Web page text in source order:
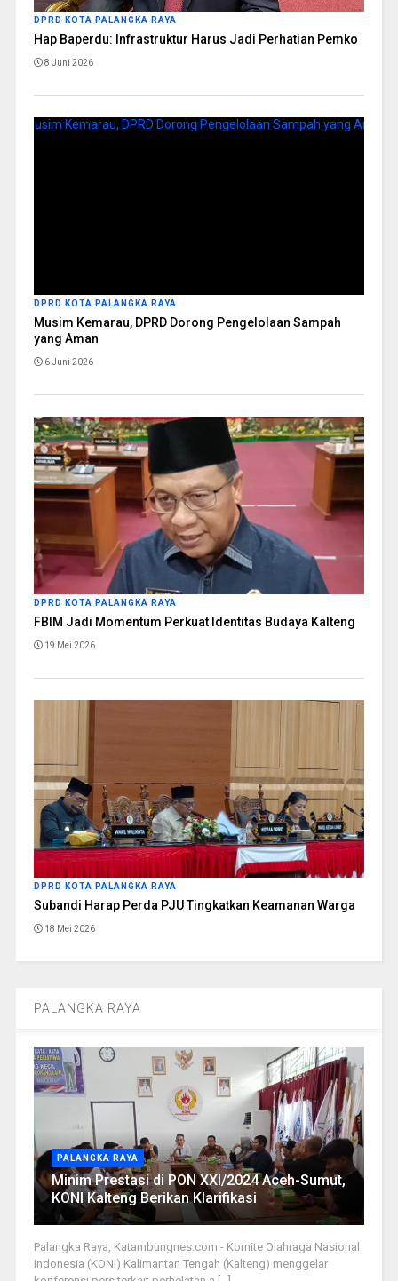
DPRD KOTA PALANGKA RAYA
Hap Baperdu: Infrastruktur Harus Jadi Perhatian Pemko
8 Juni 2026
DPRD KOTA PALANGKA RAYA
Musim Kemarau, DPRD Dorong Pengelolaan Sampah
yang Aman
6 Juni 2026
DPRD KOTA PALANGKA RAYA
FBIM Jadi Momentum Perkuat Identitas Budaya Kalteng
19 Mei 2026
DPRD KOTA PALANGKA RAYA
Subandi Harap Perda PJU Tingkatkan Keamanan Warga
18 Mei 2026
PALANGKA RAYA
PALANGKA RAYA
Minim Prestasi di PON XXI/2024 Aceh-Sumut,
KONI Kalteng Berikan Klarifikasi
Palangka Raya, Katambungnes.com - Komite Olahraga Nasional
Indonesia (KONI) Kalimantan Tengah (Kalteng) menggelar